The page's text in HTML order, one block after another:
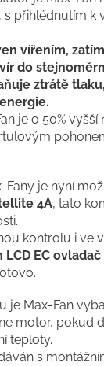
s přihlédnutím k
vířením,
do
ztrátě
je o 50%
Fany je nyní
4A, tato
kontrolu i ve
LCD EC ovladač
je Max-Fan
motor, pokud
teploty.
s